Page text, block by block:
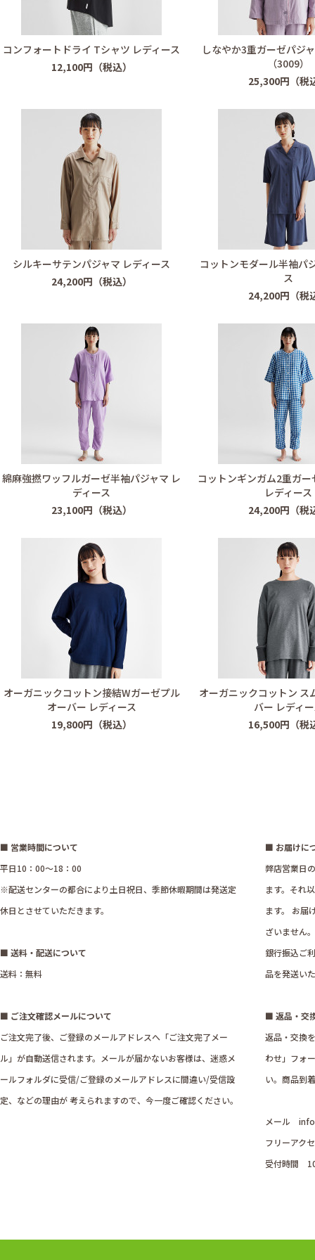
コンフォートドライ Tシャツ レディース
12,100円（税込）
しなやか3重ガーゼパジ
（3009）
25,300円（税
シルキーサテンパジャマ レディース
24,200円（税込）
コットンモダール半袖パ
ス
24,200円（税
綿麻強撚ワッフルガーゼ半袖パジャマ レ
ディース
23,100円（税込）
コットンギンガム2重ガー
レディース
24,200円（税
オーガニックコットン接結Wガーゼプル
オーバー レディース
19,800円（税込）
オーガニックコットン ス
バー レディ
16,500円（税
■ 営業時間について
平日10：00～18：00
※配送センターの都合により土日祝日、季節休暇期間は発送定
休日とさせていただきます。
■ 送料・配送について
送料：無料
■ ご注文確認メールについて
ご注文完了後、ご登録のメールアドレスへ「ご注文完了メー
ル」が自動送信されます。メールが届かないお客様は、迷惑メ
ールフォルダに受信/ご登録のメールアドレスに間違い/受信設
定、などの理由が 考えられますので、今一度ご確認ください。
■ お届けに
弊店営業日
ます。それ
ます。 お届
ざいません
銀行振込ご
品を発送い
■ 返品・交
返品・交換
わせ」フォ
い。商品到
メール
フリーアク
受付時間